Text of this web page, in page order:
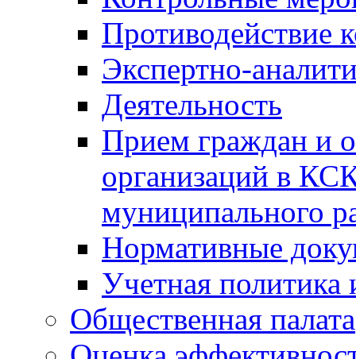
Противодействие
Экспертно-
Деятельность
Прием граждан и
организаций в
муниципального
Нормативные
Учетная политика
Общественная палата